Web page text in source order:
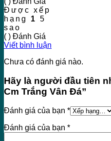
Được xếp
hạng 1 5
sao
( ) Đánh Giá
Viết bình luận
Chưa có đánh giá nào.
Hãy là người đầu tiên
Cm Trắng Vân Đá”
Đánh giá của bạn *
Đánh giá của bạn *